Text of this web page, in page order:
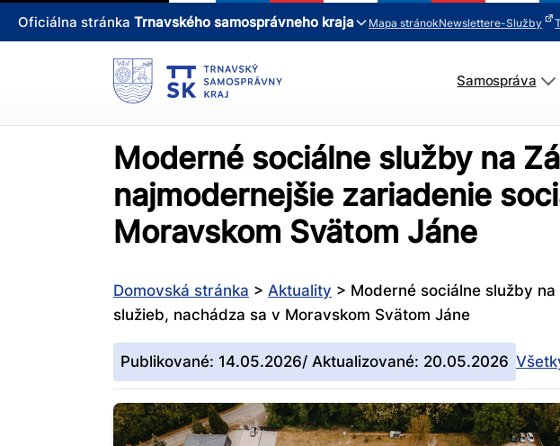
Oficiálna stránka Trnavského samosprávneho kraja Mapa stránokNewslettere-Služby
Samospráva
Moderné sociálne služby na
najmodernejšie zariadenie
Moravskom Svätom Jáne
Domovská stránka > Aktuality > Moderné sociálne služby
služieb, nachádza sa v Moravskom Svätom Jáne
Publikované: 14.05.2026/ Aktualizované: 20.05.2026